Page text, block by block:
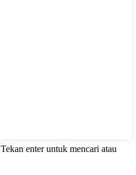
Tekan enter untuk mencari atau